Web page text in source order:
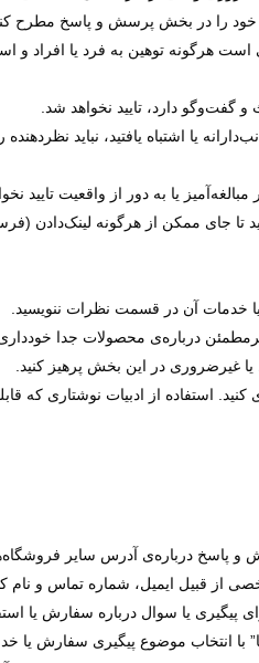
است هرگونه توهین به فرد یا افراد و
یا اشتباه یافتید، نباید
تا جای ممکن از هرگونه لینک‌دادن
استفاده از ادبیات نوشتاری که
پاسخ درباره‌ی آدرس سایر
از قبیل ایمیل، شماره تماس و نام
پیگیری یا سوال درباره سفارش یا
با انتخاب موضوع پیگیری سفارش یا